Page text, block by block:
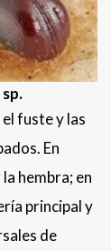
sp.
fuste y las
En
hembra; en
principal y
de